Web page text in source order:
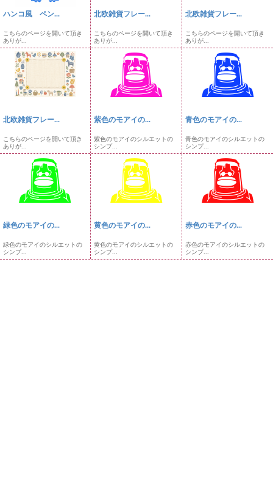
ハンコ風 ペン...
こちらのページを開いて頂き
ありが...
北欧雑貨フレー...
こちらのページを開いて頂き
ありが...
北欧雑貨フレー...
こちらのページを開いて頂き
ありが...
北欧雑貨フレー...
こちらのページを開いて頂き
ありが...
紫色のモアイの...
紫色のモアイのシルエットの
シンプ...
青色のモアイの...
青色のモアイのシルエットの
シンプ...
緑色のモアイの...
緑色のモアイのシルエットの
シンプ...
黄色のモアイの...
黄色のモアイのシルエットの
シンプ...
赤色のモアイの...
赤色のモアイのシルエットの
シンプ...